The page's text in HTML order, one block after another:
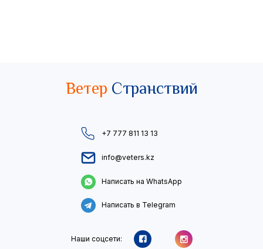
Ветер Странствий
+7 777 811 13 13
info@veters.kz
Написать на WhatsApp
Написать в Telegram
Наши соцсети: